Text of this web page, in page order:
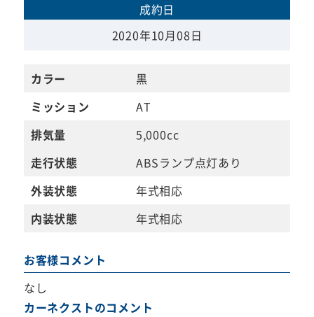
成約日
2020年10月08日
カラー
黒
ミッション
AT
排気量
5,000cc
走行状態
ABSランプ点灯あり
外装状態
年式相応
内装状態
年式相応
お客様コメント
なし
カーネクストのコメント